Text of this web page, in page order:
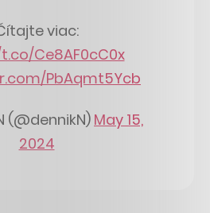
viac:
Ce8AF0cC0x
PbAqmt5Ycb
(@dennikN) May 15,
2024